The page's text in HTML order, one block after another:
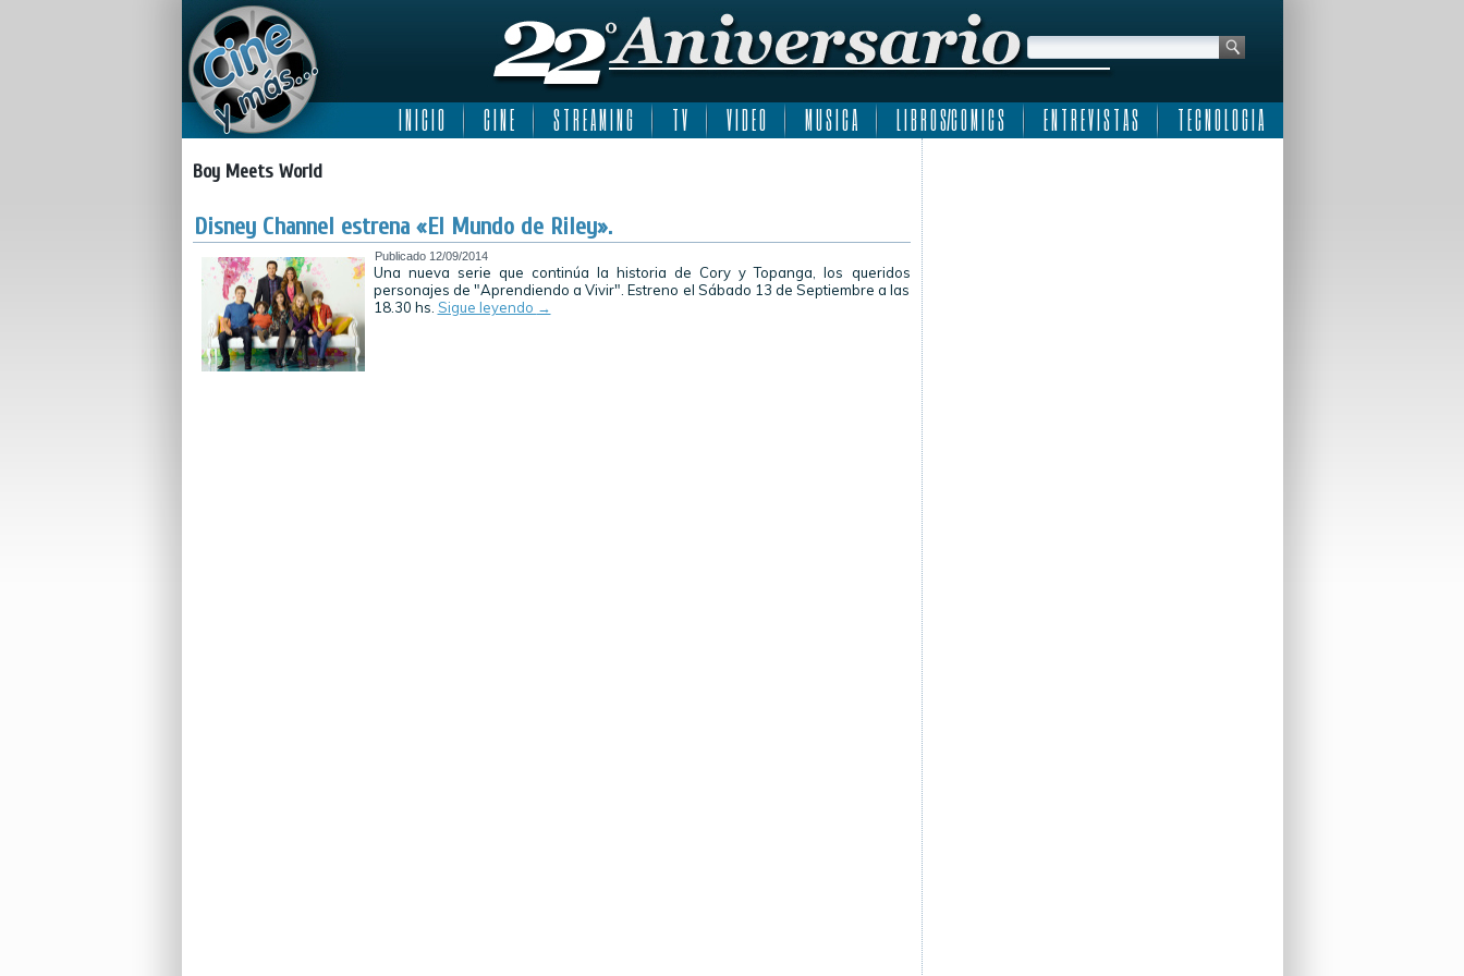
I N I C I O C I N E S T R E A M I N G T V V I D E O M U S I C A L I B R O S/C O M I C S E N T R E V I S T A S T E C N O L O G I A
Boy Meets World
Disney Channel estrena «El Mundo de Riley».
Publicado 12/09/2014
Una nueva serie que continúa la historia de Cory y Topanga, los queridos
personajes de "Aprendiendo a Vivir". Estreno el Sábado 13 de Septiembre a las
18.30 hs. Sigue leyendo →